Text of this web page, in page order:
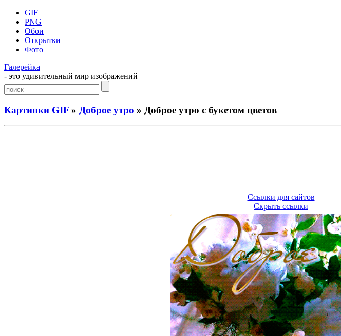
GIF
PNG
Обои
Открытки
Фото
Галерейка
- это удивительный мир изображений
Картинки GIF » Доброе утро » Доброе утро с букетом цветов
Ссылки для сайтов
Скрыть ссылки